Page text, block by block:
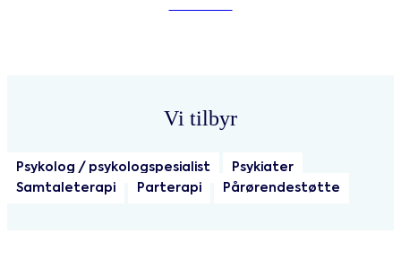
Vi tilbyr
Psykolog / psykologspesialist
Psykiater
Samtaleterapi
Parterapi Pårørendestøtte